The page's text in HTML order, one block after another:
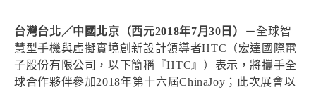
台灣台北／中國北京（西元2018年7月30日）
－全球智
慧型手機與虛擬實境創新設計領導者HTC（宏達國際電
子股份有限公司，以下簡稱『HTC』）表示，將攜手全
球合作夥伴參加2018年第十六屆ChinaJoy；此次展會以